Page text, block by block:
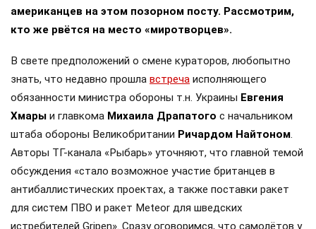
американцев на этом позорном посту. Рассмотрим,
кто же рвётся на место «миротворцев».
В свете предположений о смене кураторов, любопытно
знать, что недавно прошла встреча исполняющего
обязанности министра обороны т.н. Украины Евгения
Хмары и главкома Михаила Драпатого с начальником
штаба обороны Великобритании Ричардом Найтоном.
Авторы ТГ-канала «Рыбарь» уточняют, что главной темой
обсуждения «стало возможное участие британцев в
антибаллистических проектах, а также поставки ракет
для систем ПВО и ракет Meteor для шведских
истребителей Gripen». Сразу оговоримся, что самолётов у